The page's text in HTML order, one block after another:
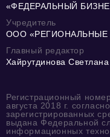
«ФЕДЕРАЛЬНЫЙ
Учредитель
ООО «РЕГИОНАЛЬНЫЕ
Главный редактор
Хайрутдинова
Регистрационный
августа 2018 г.
зарегистрированных
выдана Федеральной
информационных